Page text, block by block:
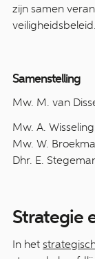
zijn samen
veiligheidsbeleid.
Samenstelling
Mw. M. van
Mw. A.
Mw. W.
Dhr. E.
Strategie
In het